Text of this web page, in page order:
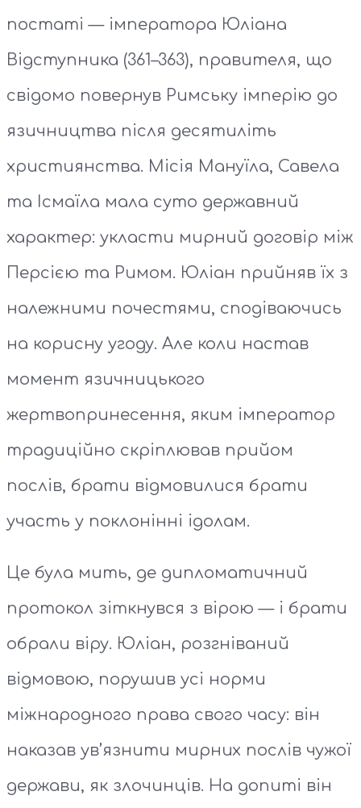
постаті — імператора Юліана
Відступника (361–363), правителя, що
свідомо повернув Римську імперію до
язичництва після десятиліть
християнства. Місія Мануїла, Савела
та Ісмаїла мала суто державний
характер: укласти мирний договір між
Персією та Римом. Юліан прийняв їх з
належними почестями, сподіваючись
на корисну угоду. Але коли настав
момент язичницького
жертвопринесення, яким імператор
традиційно скріплював прийом
послів, брати відмовилися брати
участь у поклонінні ідолам.
Це була мить, де дипломатичний
протокол зіткнувся з вірою — і брати
обрали віру. Юліан, розгніваний
відмовою, порушив усі норми
міжнародного права свого часу: він
наказав ув’язнити мирних послів чужої
держави, як злочинців. На допиті він